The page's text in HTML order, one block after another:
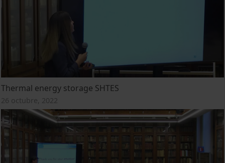
Thermal energy storage SHTES
26 octubre, 2022